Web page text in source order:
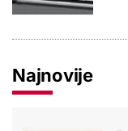
Najnovije